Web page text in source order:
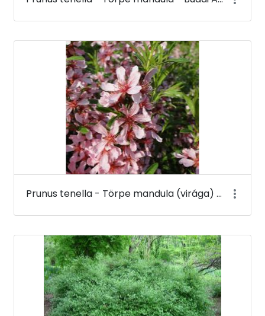
Prunus tenella - Törpe mandula (virága) - Budai Arborétum